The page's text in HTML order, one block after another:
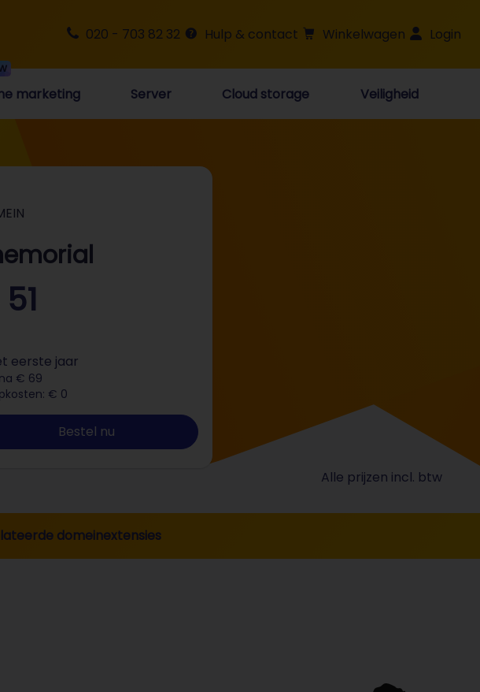
020 - 703 82 32 Hulp & contact Winkelwagen Login
marketing Server Cloud storage Veiligheid
eerste jaar
€ 69
€ 0
Bestel nu
Alle prijzen incl. btw
domeinextensies